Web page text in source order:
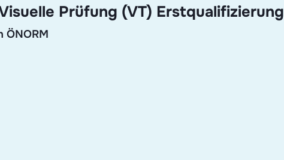
Prüfung (VT) Erstqualifizierung
ÖNORM